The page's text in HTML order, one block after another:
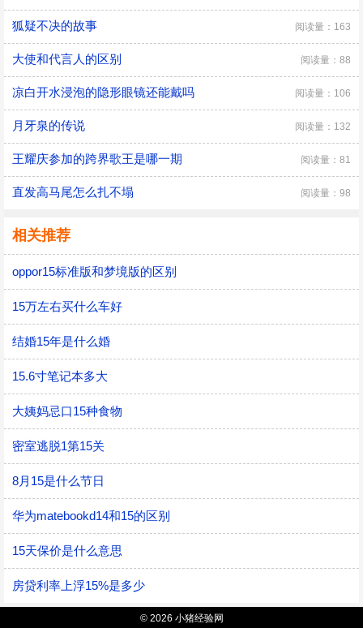
狐疑不决的故事 阅读量：163
大使和代言人的区别 阅读量：88
凉白开水浸泡的隐形眼镜还能戴吗 阅读量：106
月牙泉的传说 阅读量：132
王耀庆参加的跨界歌王是哪一期 阅读量：81
直发高马尾怎么扎不塌 阅读量：98
相关推荐
oppor15标准版和梦境版的区别
15万左右买什么车好
结婚15年是什么婚
15.6寸笔记本多大
大姨妈忌口15种食物
密室逃脱1第15关
8月15是什么节日
华为matebookd14和15的区别
15天保价是什么意思
房贷利率上浮15%是多少
© 2026 小猪经验网